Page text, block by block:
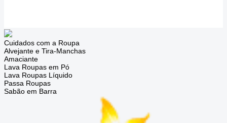
Cuidados com a Roupa
Alvejante e Tira-Manchas
Amaciante
Lava Roupas em Pó
Lava Roupas Líquido
Passa Roupas
Sabão em Barra